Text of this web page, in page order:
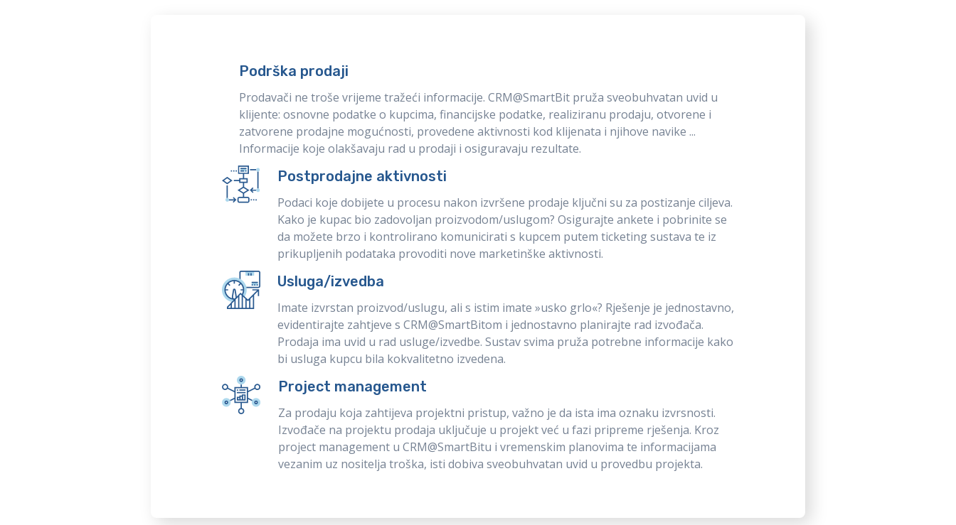
Podrška prodaji
Prodavači ne troše vrijeme tražeći informacije. CRM@SmartBit pruža sveobuhvatan uvid u
klijente: osnovne podatke o kupcima, financijske podatke, realiziranu prodaju, otvorene i
zatvorene prodajne mogućnosti, provedene aktivnosti kod klijenata i njihove navike ...
Informacije koje olakšavaju rad u prodaji i osiguravaju rezultate.
Postprodajne aktivnosti
Podaci koje dobijete u procesu nakon izvršene prodaje ključni su za postizanje ciljeva.
Kako je kupac bio zadovoljan proizvodom/uslugom? Osigurajte ankete i pobrinite se
da možete brzo i kontrolirano komunicirati s kupcem putem ticketing sustava te iz
prikupljenih podataka provoditi nove marketinške aktivnosti.
Usluga/izvedba
Imate izvrstan proizvod/uslugu, ali s istim imate »usko grlo«? Rješenje je jednostavno,
evidentirajte zahtjeve s CRM@SmartBitom i jednostavno planirajte rad izvođača.
Prodaja ima uvid u rad usluge/izvedbe. Sustav svima pruža potrebne informacije kako
bi usluga kupcu bila kokvalitetno izvedena.
Project management
Za prodaju koja zahtijeva projektni pristup, važno je da ista ima oznaku izvrsnosti.
Izvođače na projektu prodaja uključuje u projekt već u fazi pripreme rješenja. Kroz
project management u CRM@SmartBitu i vremenskim planovima te informacijama
vezanim uz nositelja troška, isti ​​dobiva sveobuhvatan uvid u provedbu projekta.